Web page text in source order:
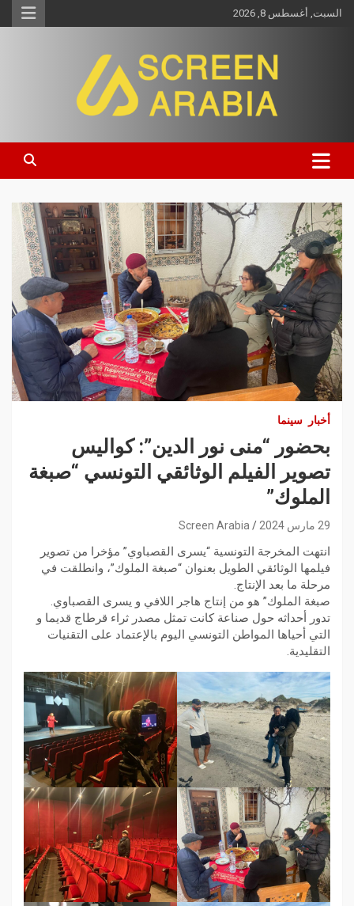
السبت, أغسطس 8, 2026
Screen Arabia
أخبار سينما
بحضور “منى نور الدين”: كواليس
تصوير الفيلم الوثائقي التونسي “صبغة
الملوك”
29 مارس 2024 Screen Arabia
انتهت المخرجة التونسية “يسرى القصباوي” مؤخرا من تصوير
فيلمها الوثائقي الطويل بعنوان “صبغة الملوك”، وانطلقت في
مرحلة ما بعد الإنتاج.
صبغة الملوك” هو من إنتاج هاجر اللافي و يسرى القصباوي.
تدور أحداثه حول صناعة كانت تمثل مصدر ثراء قرطاج قديما و
التي أحياها المواطن التونسي اليوم بالإعتماد على التقنيات
التقليدية.